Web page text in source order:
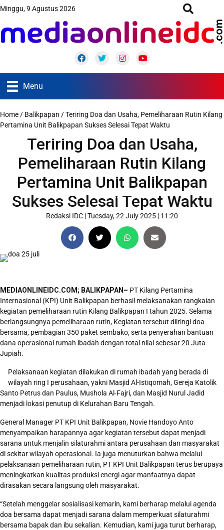
Minggu, 9 Agustus 2026
FacebookTwitter InstagramYoutube
Menu
Home / Balikpapan /Teriring Doa dan Usaha, Pemeliharaan Rutin Kilang
Pertamina Unit Balikpapan Sukses Selesai Tepat Waktu
Teriring Doa dan Usaha,
Pemeliharaan Rutin Kilang
Pertamina Unit Balikpapan
Sukses Selesai Tepat Waktu
Redaksi IDC |Tuesday, 22 July 2025 | 11:20
MEDIAONLINEIDC.COM; BALIKPAPAN– PT Kilang Pertamina
Internasional (KPI) Unit Balikpapan berhasil melaksanakan rangkaian
kegiatan pemeliharaan rutin Kilang Balikpapan I tahun 2025. Selama
berlangsungnya pemeliharaan rutin, Kegiatan tersebut diiringi doa
bersama, pembagian 350 paket sembako, serta penyerahan bantuan
dana operasional rumah ibadah dengan total nilai sebesar 20 Juta
Jupiah.
Pelaksanaan kegiatan dilakukan di rumah ibadah yang berada di
wilayah ring I perusahaan, yakni Masjid Al-Istiqomah, Gereja Katolik
Santo Petrus dan Paulus, Mushola Al-Fajri, dan Masjid Nurul Jadid
menjadi lokasi penutup di Kelurahan Baru Tengah.
General Manager PT KPI Unit Balikpapan, Novie Handoyo Anto
menyampaikan harapannya agar kegiatan tersebut dapat menjadi
sarana untuk menjalin silaturahmi antara perusahaan dan masyarakat
di sekitar wilayah operasional. Ia juga menuturkan bahwa melalui
pelaksanaan pemeliharaan rutin, PT KPI Unit Balikpapan terus berupaya
meningkatkan kualitas produksi energi agar manfaatnya dapat
dirasakan secara langsung oleh masyarakat.
“Setelah menggelar sosialisasi kemarin, kami berharap melalui agenda
doa bersama dapat menjadi sarana dalam memperkuat silaturahmi
bersama bapak dan ibu sekalian. Kemudian, kami juga turut berharap,